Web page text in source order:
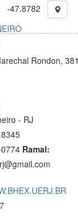
-47.8782
Rondon, 381
- RJ
Ramal: